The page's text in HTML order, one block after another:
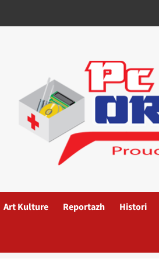
Art Kulture Reportazh Histori